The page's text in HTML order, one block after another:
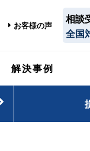
お客様の声
相談
全国
解決事例